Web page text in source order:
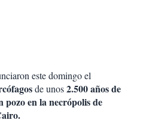
este domingo el
de unos2.500 años de
pozo en la necrópolis de